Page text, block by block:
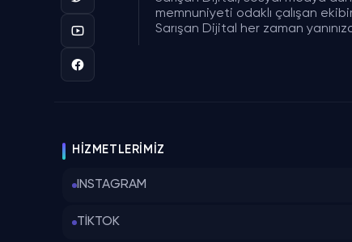
memnuniyeti odaklı çalışan
Sarışan Dijital her zaman
HIZMETLERIMIZ
INSTAGRAM
TİKTOK